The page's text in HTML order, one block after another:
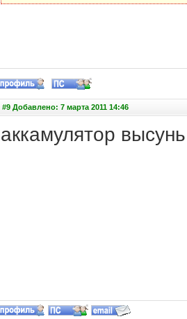
#9 Добавлено: 7 марта 2011 14:46
аккамулятор